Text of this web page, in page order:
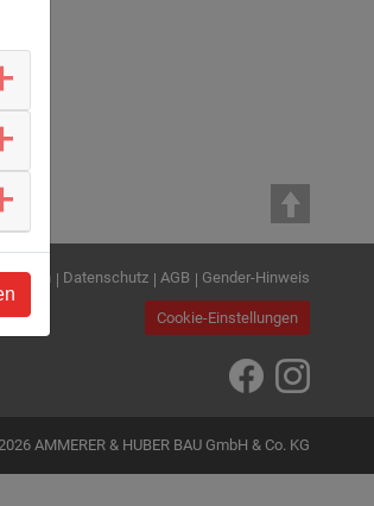
Datenschutz AGB Gender-Hinweis
Cookie-Einstellungen
AMMERER & HUBER BAU GmbH & Co. KG